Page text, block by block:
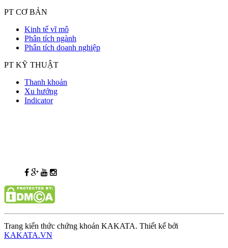
PT CƠ BẢN
Kinh tế vĩ mô
Phân tích ngành
Phân tích doanh nghiệp
PT KỸ THUẬT
Thanh khoản
Xu hướng
Indicator
Trang kiến thức chứng khoán KAKATA. Thiết kế bởi
KAKATA.VN